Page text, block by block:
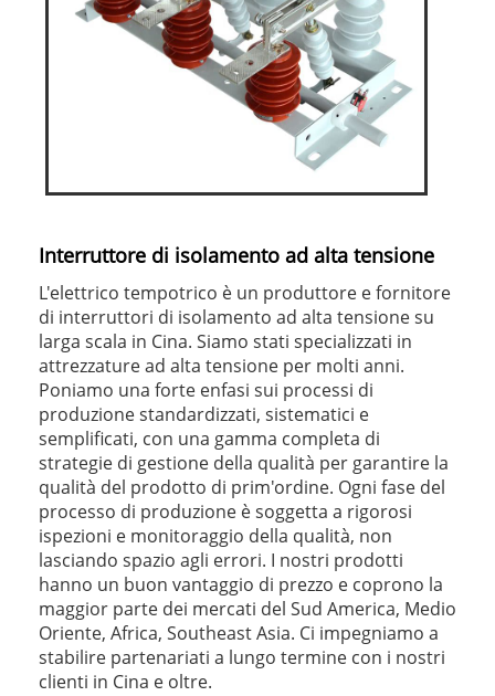
Interruttore di isolamento ad alta tensione
L'elettrico tempotrico è un produttore e fornitore
di interruttori di isolamento ad alta tensione su
larga scala in Cina. Siamo stati specializzati in
attrezzature ad alta tensione per molti anni.
Poniamo una forte enfasi sui processi di
produzione standardizzati, sistematici e
semplificati, con una gamma completa di
strategie di gestione della qualità per garantire la
qualità del prodotto di prim'ordine. Ogni fase del
processo di produzione è soggetta a rigorosi
ispezioni e monitoraggio della qualità, non
lasciando spazio agli errori. I nostri prodotti
hanno un buon vantaggio di prezzo e coprono la
maggior parte dei mercati del Sud America, Medio
Oriente, Africa, Southeast Asia. Ci impegniamo a
stabilire partenariati a lungo termine con i nostri
clienti in Cina e oltre.